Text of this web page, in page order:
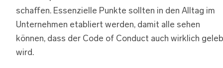
schaffen. Essenzielle Punkte sollten in den Alltag im
Unternehmen etabliert werden, damit alle sehen
können, dass der Code of Conduct auch wirklich
wird.